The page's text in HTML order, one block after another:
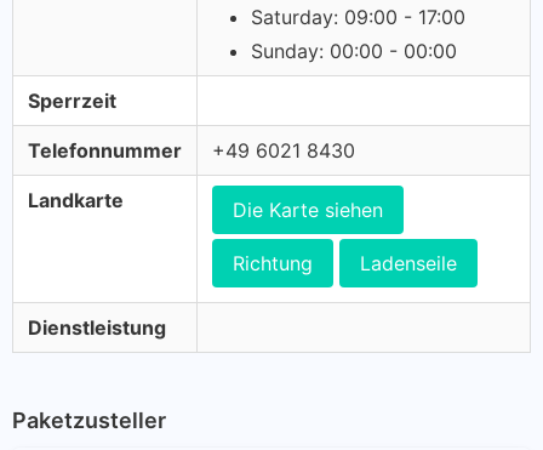
Saturday: 09:00 - 17:00
Sunday: 00:00 - 00:00
Sperrzeit
Telefonnummer +49 6021 8430
Landkarte Die Karte siehen
Richtung Ladenseile
Dienstleistung
Paketzusteller